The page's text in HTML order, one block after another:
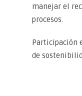
manejar el
procesos.
Participación
de